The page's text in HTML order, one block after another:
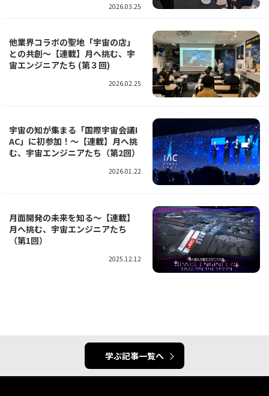
2026.03.25
他業界コラボの聖地「宇宙の店」
との共創～【連載】月へ挑む、宇
宙エンジニアたち (第３回)
2026.02.25
宇宙の知が集まる「国際宇宙会議I
AC」に初参加！～【連載】月へ挑
む、宇宙エンジニアたち（第2回）
2026.01.22
月面開発の未来を知る～【連載】
月へ挑む、宇宙エンジニアたち
（第1回）
2025.12.12
学ぶ記事一覧へ